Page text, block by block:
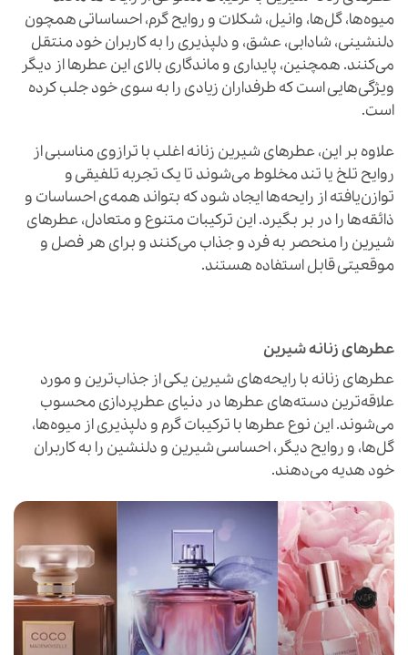
میوه‌ها، گل‌ها، وانیل، شکلات و روایح گرم، احساساتی همچون
دلنشینی، شادابی، عشق، و دلپذیری را به کاربران خود منتقل
می‌کنند. همچنین، پایداری و ماندگاری بالای این عطرها از دیگر
ویژگی‌هایی است که طرفداران زیادی را به سوی خود جلب کرده
است.
علاوه بر این، عطرهای شیرین زنانه اغلب با ترازوی مناسبی از
روایح تلخ یا تند مخلوط می‌شوند تا یک تجربه تلفیقی و
توازن‌یافته از رایحه‌ها ایجاد شود که بتواند همه‌ی احساسات و
ذائقه‌ها را در بر بگیرد. این ترکیبات متنوع و متعادل، عطرهای
شیرین را منحصر به فرد و جذاب می‌کنند و برای هر فصل و
موقعیتی قابل استفاده هستند.
عطرهای زنانه شیرین
عطرهای زنانه با رایحه‌های شیرین یکی از جذاب‌ترین و مورد
علاقه‌ترین دسته‌های عطرها در دنیای عطرپردازی محسوب
می‌شوند. این نوع عطرها با ترکیبات گرم و دلپذیری از میوه‌ها،
گل‌ها، و روایح دیگر، احساسی شیرین و دلنشین را به کاربران
خود هدیه می‌دهند.